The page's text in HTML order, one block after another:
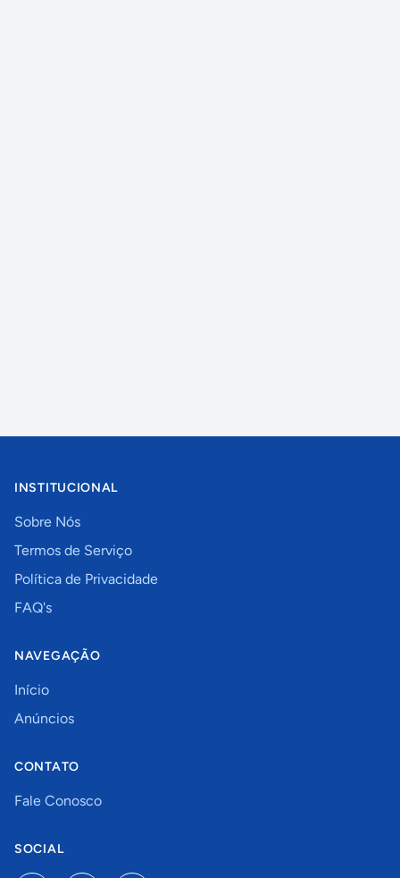
INSTITUCIONAL
Sobre Nós
Termos de Serviço
Política de Privacidade
FAQ's
NAVEGAÇÃO
Início
Anúncios
CONTATO
Fale Conosco
SOCIAL